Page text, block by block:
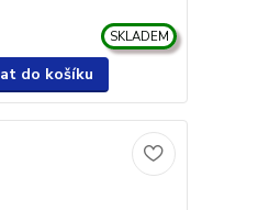
SKLADEM
do košíku